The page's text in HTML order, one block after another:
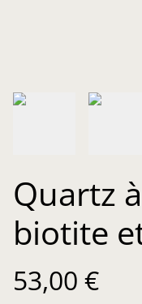
Quartz
biotite
53,00 €